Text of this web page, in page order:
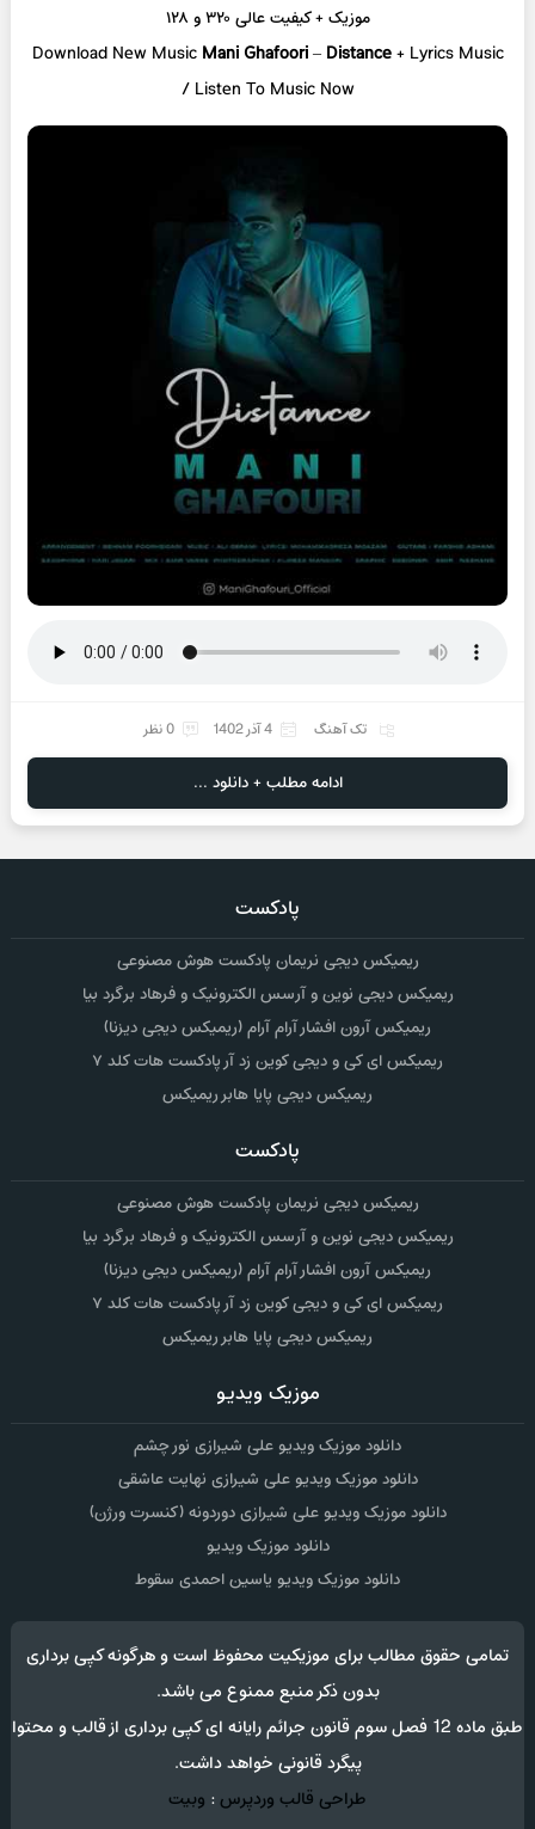
موزیک + کیفیت عالی ۳۲۰ و ۱۲۸
Download New Music Mani Ghafoori–Distance+ Lyrics Music
/ Listen To Music Now
تک آهنگ 4 آذر 1402 0 نظر
ادامه مطلب + دانلود ...
پادکست
ریمیکس دیجی نریمان پادکست هوش مصنوعی
ریمیکس دیجی نوین و آرسس الکترونیک و فرهاد برگرد بیا
ریمیکس آرون افشار آرام آرام (ریمیکس دیجی دیزنا)
ریمیکس ای کی و دیجی کوین زد آر پادکست هات کلد ۷
ریمیکس دیجی پایا هابر ریمیکس
پادکست
ریمیکس دیجی نریمان پادکست هوش مصنوعی
ریمیکس دیجی نوین و آرسس الکترونیک و فرهاد برگرد بیا
ریمیکس آرون افشار آرام آرام (ریمیکس دیجی دیزنا)
ریمیکس ای کی و دیجی کوین زد آر پادکست هات کلد ۷
ریمیکس دیجی پایا هابر ریمیکس
موزیک ویدیو
دانلود موزیک ویدیو علی شیرازی نور چشم
دانلود موزیک ویدیو علی شیرازی نهایت عاشقی
دانلود موزیک ویدیو علی شیرازی دوردونه (کنسرت ورژن)
دانلود موزیک ویدیو
دانلود موزیک ویدیو یاسین احمدی سقوط
تمامی حقوق مطالب برای موزیکیت محفوظ است و هرگونه کپی برداری
بدون ذکر منبع ممنوع می باشد.
طبق ماده 12 فصل سوم قانون جرائم رایانه ای کپی برداری از قالب و محتوا
پیگرد قانونی خواهد داشت.
طراحی قالب وردپرس: وبیت